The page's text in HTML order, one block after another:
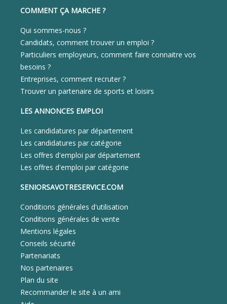
COMMENT ÇA MARCHE ?
Qui sommes-nous ?
Candidats, comment trouver un emploi ?
Particuliers employeurs, comment faire connaitre vos
besoins ?
Entreprises, comment recruter ?
Trouver un partenaire de sports et loisirs
LES ANNONCES EMPLOI
Les candidatures par département
Les candidatures par catégorie
Les offres d'emploi par département
Les offres d'emploi par catégorie
SENIORSAVOTRESERVICE.COM
Conditions générales d'utilisation
Conditions générales de vente
Mentions légales
Conseils sécurité
Partenariats
Nos partenaires
Plan du site
Recommander le site à un ami